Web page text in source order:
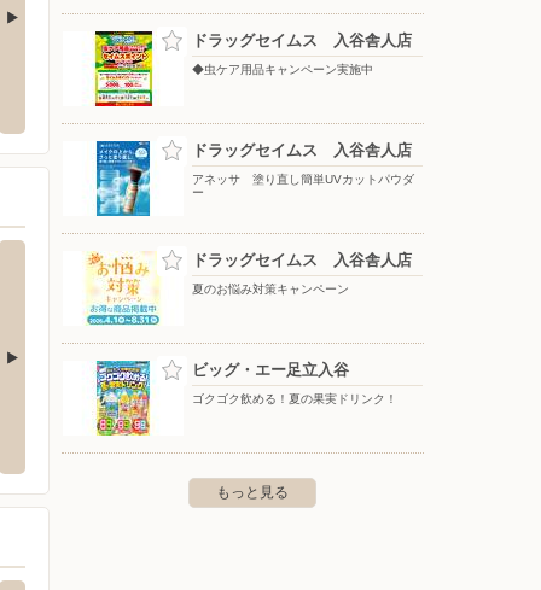
崎3-35-10
ウエルシア/草加稲荷町店
ス/・環七王子神谷 オートバックス/やしお店
ドラッグセイムス 入谷舎人店
◆虫ケア用品キャンペーン実施中
ドラッグセイムス 入谷舎人店
アネッサ 塗り直し簡単UVカットパウダ
ー
ドラッグセイムス 入谷舎人店
夏のお悩み対策キャンペーン
ビッグ・エー足立入谷
ゴクゴク飲める！夏の果実ドリンク！
もっと見る